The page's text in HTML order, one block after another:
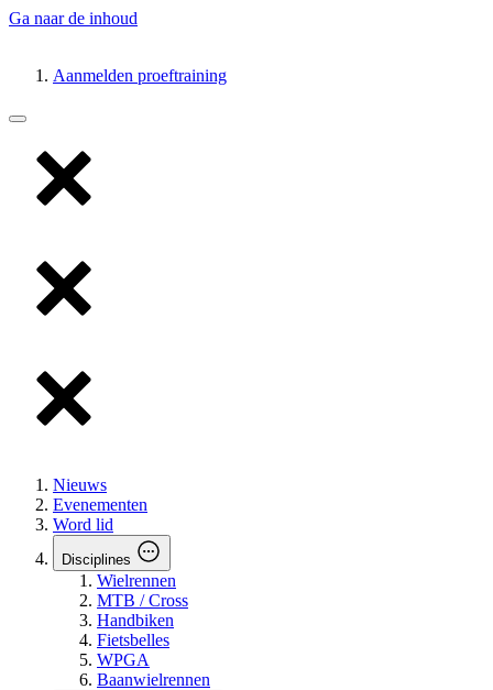
Ga naar de inhoud
Aanmelden proeftraining
Nieuws
Evenementen
Word lid
Disciplines
Wielrennen
MTB / Cross
Handbiken
Fietsbelles
WPGA
Baanwielrennen